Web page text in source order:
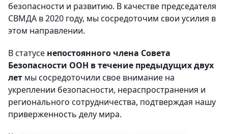
безопасности и развитию. В качестве председателя
СВМДА в 2020 году, мы сосредоточим свои усилия в
этом направлении.
В статусе непостоянного члена Совета
Безопасности ООН в течение предыдущих двух
лет мы сосредоточили свое внимание на
укреплении безопасности, нераспространения и
регионального сотрудничества, подтверждая нашу
приверженность делу мира.